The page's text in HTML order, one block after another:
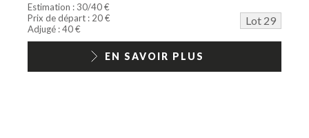
Estimation : 30/40 €
Prix de départ : 20 €
Lot 29
Adjugé : 40 €
EN SAVOIR PLUS